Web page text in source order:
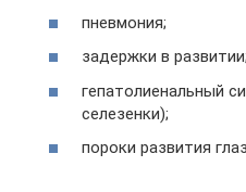
пневмония;
задержки в развитии;
гепатолиенальный
селезенки);
пороки развития